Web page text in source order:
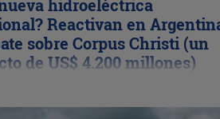
hidroeléctrica
Reactivan en
sobre Corpus Christi (un
de US$ 4.200 millones)